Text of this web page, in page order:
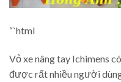
“`html
Vỏ xe nâng tay Ichimens
được rất nhiều người